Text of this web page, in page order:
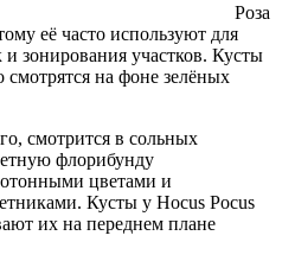
Роза
её часто используют для
зонирования участков. Кусты
на фоне зелёных
смотрится в сольных
флорибунду
цветами и
Кусты у Hocus Pocus
их на переднем плане